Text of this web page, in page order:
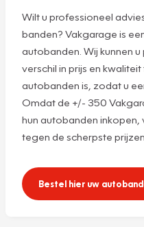
Wilt u professioneel
banden? Vakgarage is
autobanden. Wij kunnen
verschil in prijs en
autobanden is, zodat u
Omdat de +/- 350
hun autobanden inkopen,
tegen de scherpste prijzen.
Bestel hier uw